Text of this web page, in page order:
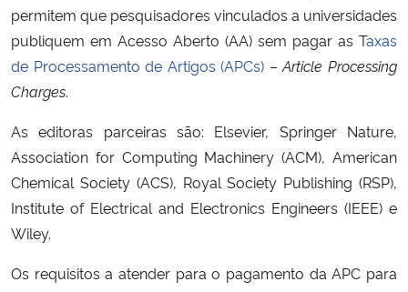
Secretaria-Geral
Secretaria de Governo
Advocacia-Geral da União
Banco Central do Brasil
permitem que pesquisadores vinculados a universidades
publiquem em Acesso Aberto (AA) sem pagar as Taxas
de Processamento de Artigos (APCs) –Article Processing
Charges.
As editoras parceiras são: Elsevier, Springer Nature,
Association for Computing Machinery (ACM), American
Chemical Society (ACS), Royal Society Publishing (RSP),
Institute of Electrical and Electronics Engineers (IEEE) e
Wiley.
Os requisitos a atender para o pagamento da APC para